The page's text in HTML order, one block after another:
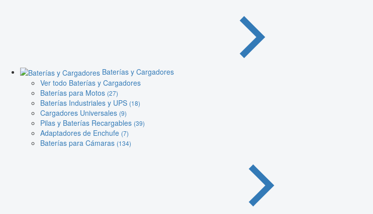
Baterías y Cargadores
Ver todo Baterías y Cargadores
Baterías para Motos (27)
Baterías Industriales y UPS (18)
Cargadores Universales (9)
Pilas y Baterías Recargables (39)
Adaptadores de Enchufe (7)
Baterías para Cámaras (134)